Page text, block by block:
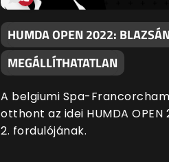
HUMDA OPEN 2022:
MEGÁLLÍTHATATLAN
A belgiumi Spa-
otthont az idei HUMDA OPEN
2. fordulójának.